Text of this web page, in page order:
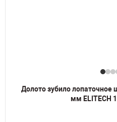
Долото зубило
мм ELITECH